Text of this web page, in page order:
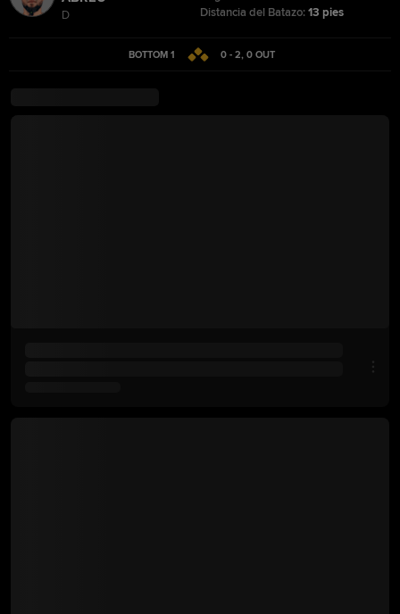
D
Distancia del Batazo:13 pies
BOTTOM 1 0 - 2,0 OUT